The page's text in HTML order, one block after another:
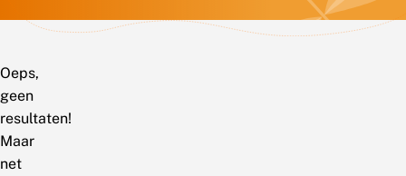
Oeps,
geen
resultaten!
Maar
net